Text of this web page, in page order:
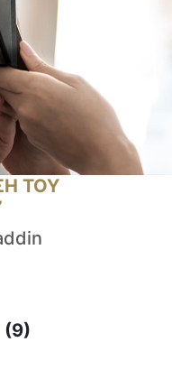
ΤΟΥ
(9)